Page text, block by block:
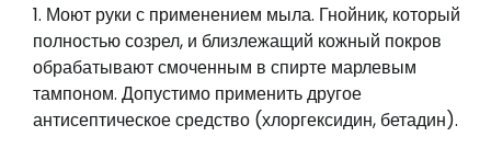
Моют руки с применением мыла. Гнойник, который
полностью созрел, и близлежащий кожный покров
обрабатывают смоченным в спирте марлевым
тампоном. Допустимо применить другое
антисептическое средство (хлоргексидин, бетадин).